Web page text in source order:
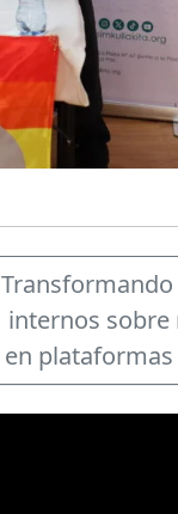
internos sobre
en